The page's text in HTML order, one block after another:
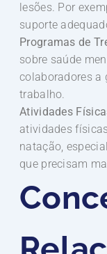
lesões. Por
suporte
Programas de
sobre saúde
colaboradores a
trabalho.
Atividades
atividades
natação,
que precisam